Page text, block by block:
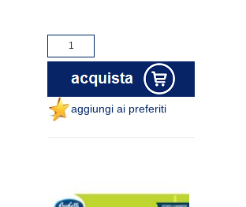
aggiungi ai preferiti